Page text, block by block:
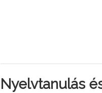
Nyelvtanulás